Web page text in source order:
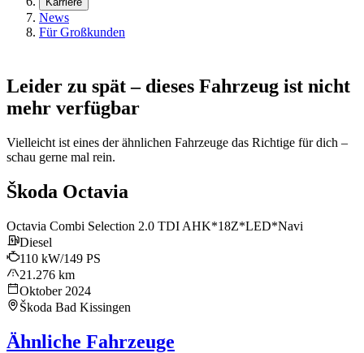
News
Für Großkunden
Leider zu spät – dieses Fahrzeug ist nicht
mehr verfügbar
Vielleicht ist eines der ähnlichen Fahrzeuge das Richtige für dich –
schau gerne mal rein.
Škoda Octavia
Octavia Combi Selection 2.0 TDI AHK*18Z*LED*Navi
Diesel
110 kW/149 PS
21.276 km
Oktober 2024
Škoda Bad Kissingen
Ähnliche Fahrzeuge